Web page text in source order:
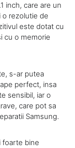
inch, care are un
o rezolutie de
este dotat cu
cu o memorie
s-ar putea
perfect, insa
sensibil, iar o
care pot sa
Samsung.
foarte bine